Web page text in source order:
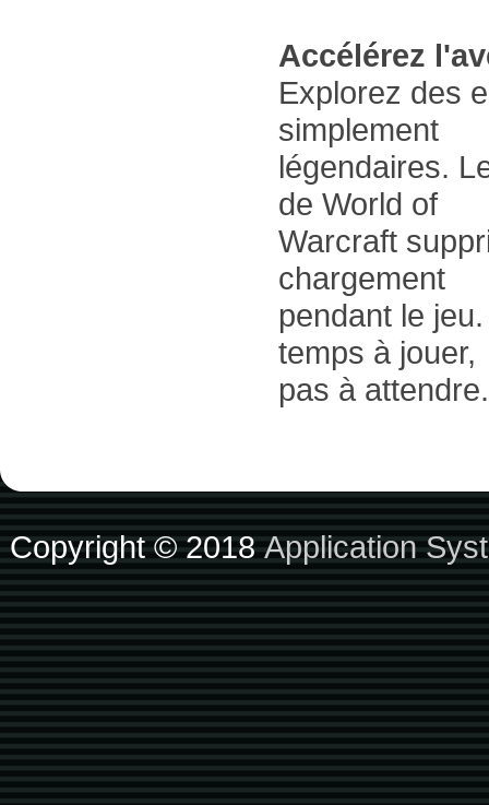
Accélérez
Explorez des
simplement
légendaires.
de World of
Warcraft
chargement
pendant le
temps à jouer,
pas à attendre.
Copyright © 2018Application